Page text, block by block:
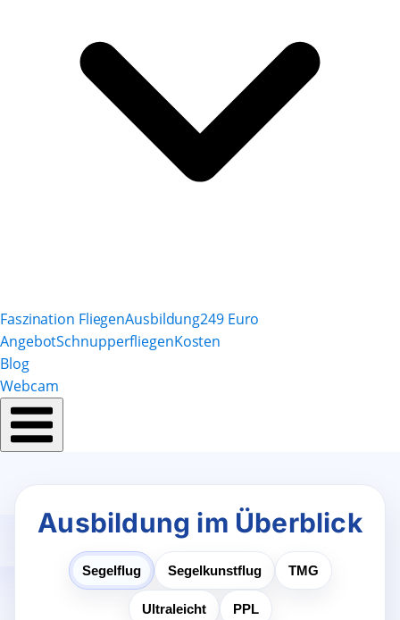
Faszination FliegenAusbildung249 Euro
AngebotSchnupperfliegenKosten
Blog
Webcam
Ausbildung im Überblick
Segelflug Segelkunstflug TMG
Ultraleicht PPL